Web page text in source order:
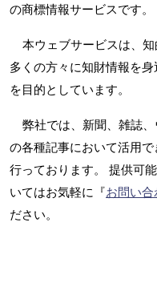
の商標情報サービスです。
本ウェブサービスは、知
多くの方々に知財情報を
を目的としています。
弊社では、新聞、雑誌
の各種記事において活用
行っております。 提供可
いてはお気軽に『お問い
ださい。